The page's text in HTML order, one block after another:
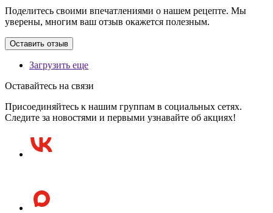
Поделитесь своими впечатлениями о нашем рецепте. Мы
уверены, многим ваш отзыв окажется полезным.
Оставить отзыв
Загрузить еще
Оставайтесь на связи
Присоединяйтесь к нашим группам в социальных сетях.
Следите за новостями и первыми узнавайте об акциях!